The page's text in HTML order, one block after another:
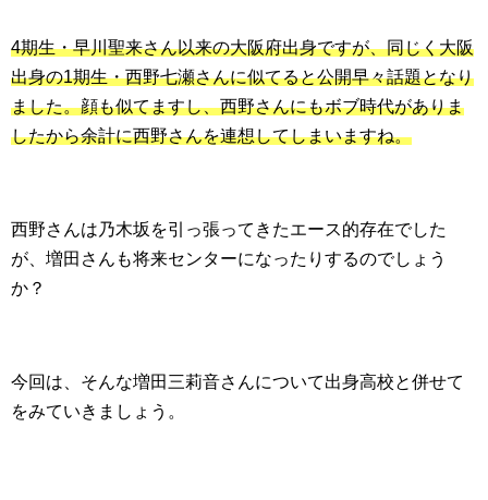
4期生・早川聖来さん以来の大阪府出身ですが、同じく大阪
出身の1期生・西野七瀬さんに似てると公開早々話題となり
ました。顔も似てますし、西野さんにもボブ時代がありま
したから余計に西野さんを連想してしまいますね。
西野さんは乃木坂を引っ張ってきたエース的存在でした
が、増田さんも将来センターになったりするのでしょう
か？
今回は、そんな増田三莉音さんについて出身高校と併せて
をみていきましょう。